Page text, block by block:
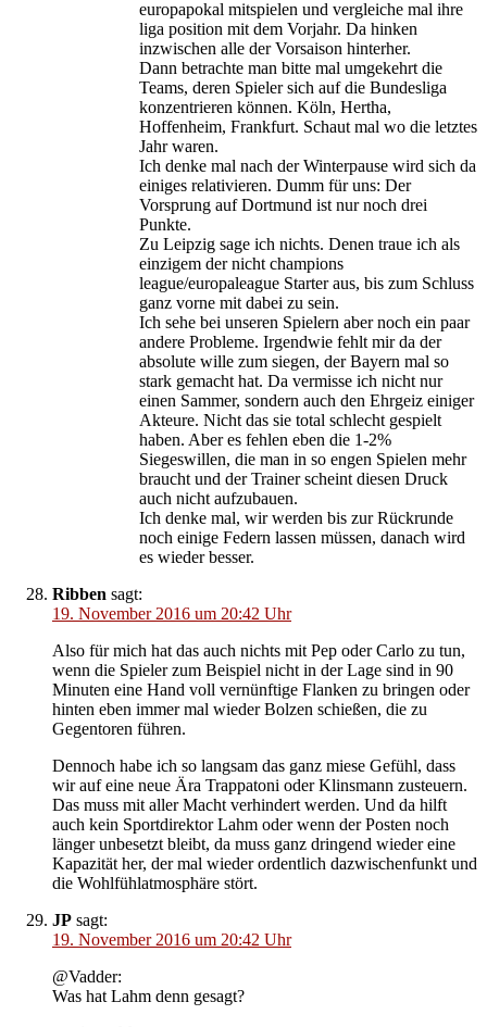
europapokal mitspielen und vergleiche mal ihre
liga position mit dem Vorjahr. Da hinken
inzwischen alle der Vorsaison hinterher.
Dann betrachte man bitte mal umgekehrt die
Teams, deren Spieler sich auf die Bundesliga
konzentrieren können. Köln, Hertha,
Hoffenheim, Frankfurt. Schaut mal wo die letztes
Jahr waren.
Ich denke mal nach der Winterpause wird sich da
einiges relativieren. Dumm für uns: Der
Vorsprung auf Dortmund ist nur noch drei
Punkte.
Zu Leipzig sage ich nichts. Denen traue ich als
einzigem der nicht champions
league/europaleague Starter aus, bis zum Schluss
ganz vorne mit dabei zu sein.
Ich sehe bei unseren Spielern aber noch ein paar
andere Probleme. Irgendwie fehlt mir da der
absolute wille zum siegen, der Bayern mal so
stark gemacht hat. Da vermisse ich nicht nur
einen Sammer, sondern auch den Ehrgeiz einiger
Akteure. Nicht das sie total schlecht gespielt
haben. Aber es fehlen eben die 1-2%
Siegeswillen, die man in so engen Spielen mehr
braucht und der Trainer scheint diesen Druck
auch nicht aufzubauen.
Ich denke mal, wir werden bis zur Rückrunde
noch einige Federn lassen müssen, danach wird
es wieder besser.
Ribben sagt:
19. November 2016 um 20:42 Uhr
Also für mich hat das auch nichts mit Pep oder Carlo zu tun,
wenn die Spieler zum Beispiel nicht in der Lage sind in 90
Minuten eine Hand voll vernünftige Flanken zu bringen oder
hinten eben immer mal wieder Bolzen schießen, die zu
Gegentoren führen.
Dennoch habe ich so langsam das ganz miese Gefühl, dass
wir auf eine neue Ära Trappatoni oder Klinsmann zusteuern.
Das muss mit aller Macht verhindert werden. Und da hilft
auch kein Sportdirektor Lahm oder wenn der Posten noch
länger unbesetzt bleibt, da muss ganz dringend wieder eine
Kapazität her, der mal wieder ordentlich dazwischenfunkt und
die Wohlfühlatmosphäre stört.
JP sagt:
19. November 2016 um 20:42 Uhr
@Vadder:
Was hat Lahm denn gesagt?